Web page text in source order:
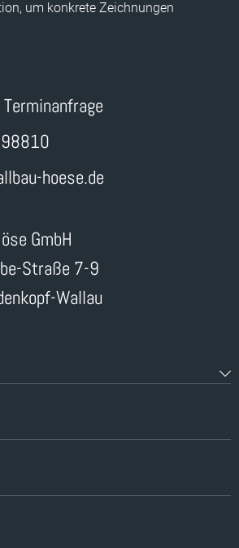
um konkrete Zeichnungen
hoese.de
GmbH
Straße 7-9
Wallau